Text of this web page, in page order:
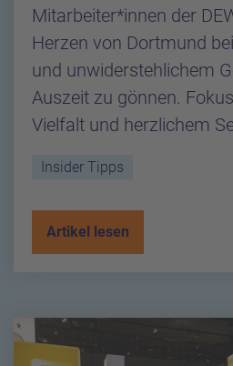
Mitarbeiter*innen der
Herzen von Dortmund
und unwiderstehlichem
Auszeit zu gönnen.
Vielfalt und herzlichem
Insider Tipps
Artikel lesen